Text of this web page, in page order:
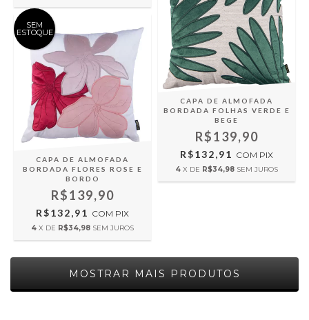
SEM
ESTOQUE
CAPA DE ALMOFADA
BORDADA FLORES ROSE E
BORDO
R$139,90
R$132,91 COM PIX
4 X DE R$34,98 SEM JUROS
CAPA DE ALMOFADA
BORDADA FOLHAS VERDE E
BEGE
R$139,90
R$132,91 COM PIX
4 X DE R$34,98 SEM JUROS
MOSTRAR MAIS PRODUTOS